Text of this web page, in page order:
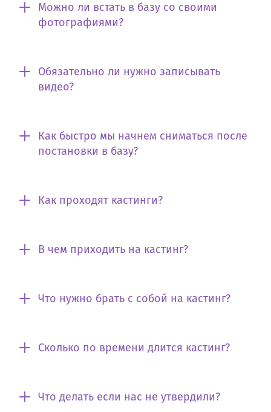
Можно ли встать в базу со своими
фотографиями?
Обязательно ли нужно записывать
видео?
Как быстро мы начнем сниматься после
постановки в базу?
Как проходят кастинги?
В чем приходить на кастинг?
Что нужно брать с собой на кастинг?
Сколько по времени длится кастинг?
Что делать если нас не утвердили?